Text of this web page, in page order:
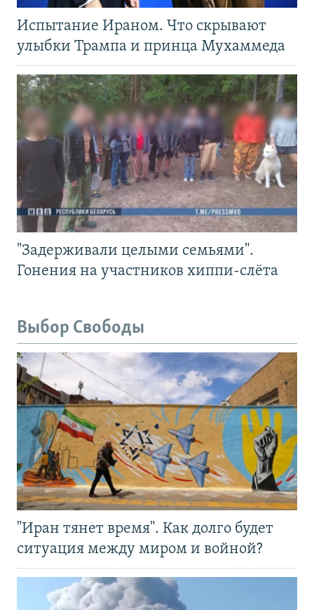
Испытание Ираном. Что скрывают
улыбки Трампа и принца Мухаммеда
"Задерживали целыми семьями".
Гонения на участников хиппи-слёта
Выбор Свободы
"Иран тянет время". Как долго будет
ситуация между миром и войной?